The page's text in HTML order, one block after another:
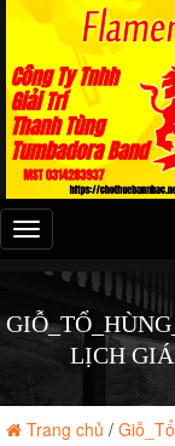
Đây
là
menu
LỊCH
Trang chủ /